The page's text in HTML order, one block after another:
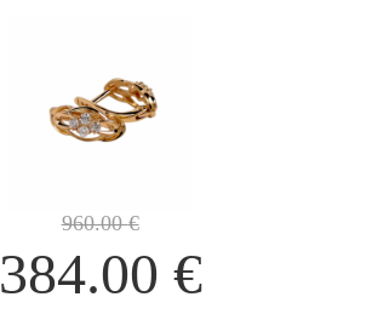
960.00€
384.00 €